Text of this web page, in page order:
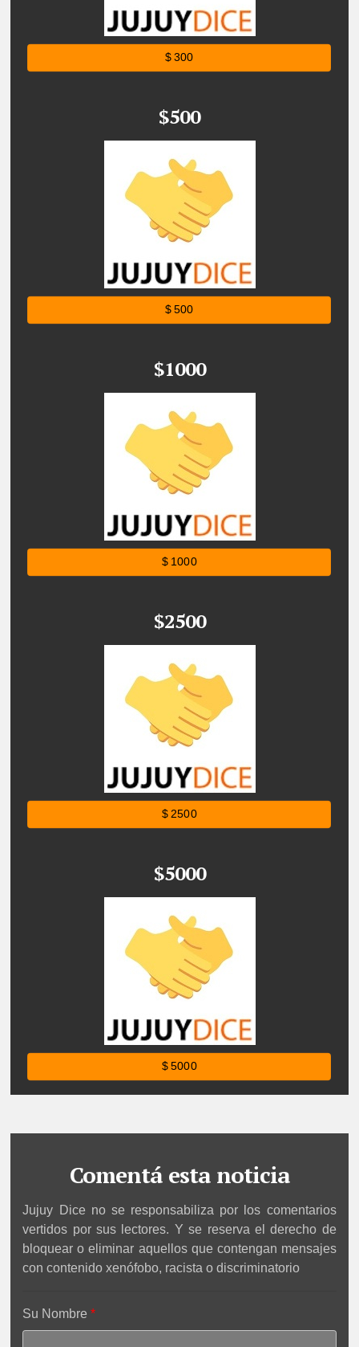
$ 300
$500
$ 500
$1000
$ 1000
$2500
$ 2500
$5000
$ 5000
Comentá esta noticia
Jujuy Dice no se responsabiliza por los comentarios
vertidos por sus lectores. Y se reserva el derecho de
bloquear o eliminar aquellos que contengan mensajes
con contenido xenófobo, racista o discriminatorio
Su Nombre